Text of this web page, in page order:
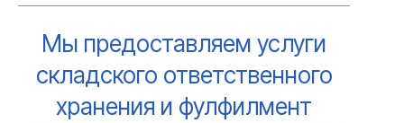
Мы предоставляем услуги
складского ответственного
хранения и фулфилмент